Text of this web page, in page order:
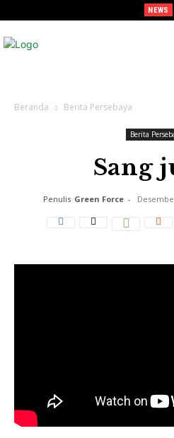
NEWS
Beranda Berita Persebaya
Berita
Sang
Penulis Green Force -